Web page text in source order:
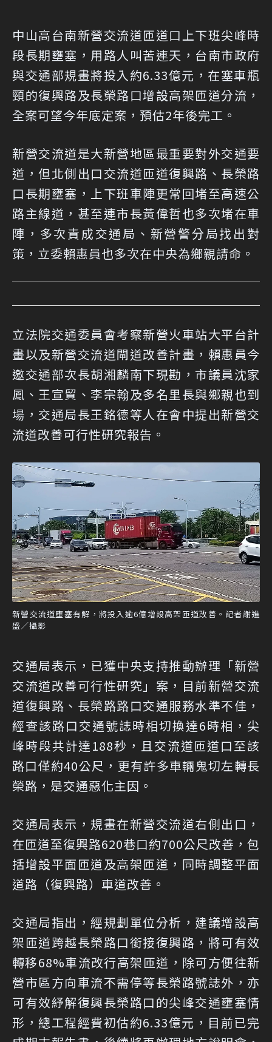
中山高台南新營交流道匝道口上下班尖峰時
段長期壅塞，用路人叫苦連天，台南市政府
與交通部規畫將投入約6.33億元，在塞車瓶
頸的復興路及長榮路口增設高架匝道分流，
全案可望今年底定案，預估2年後完工。
新營交流道是大新營地區最重要對外交通要
道，但北側出口交流道匝道復興路、長榮路
口長期壅塞，上下班車陣更常回堵至高速公
路主線道，甚至連市長黃偉哲也多次堵在車
陣，多次責成交通局、新營警分局找出對
策，立委賴惠員也多次在中央為鄉親請命。
立法院交通委員會考察新營火車站大平台計
畫以及新營交流道閘道改善計畫，賴惠員今
邀交通部次長胡湘麟南下現勘，市議員沈家
鳳、王宣貿、李宗翰及多名里長與鄉親也到
場，交通局長王銘德等人在會中提出新營交
流道改善可行性研究報告。
新營交流道壅塞有解，將投入逾6億增設高架匝道改善。記者謝進
盛／攝影
交通局表示，已獲中央支持推動辦理「新營
交流道改善可行性研究」案，目前新營交流
道復興路、長榮路路口交通服務水準不佳，
經查該路口交通號誌時相切換達6時相，尖
峰時段共計達188秒，且交流道匝道口至該
路口僅約40公尺，更有許多車輛鬼切左轉長
榮路，是交通惡化主因。
交通局表示，規畫在新營交流道右側出口，
在匝道至復興路620巷口約700公尺改善，包
括增設平面匝道及高架匝道，同時調整平面
道路（復興路）車道改善。
交通局指出，經規劃單位分析，建議增設高
架匝道跨越長榮路口銜接復興路，將可有效
轉移68%車流改行高架匝道，除可方便往新
營市區方向車流不需停等長榮路號誌外，亦
可有效紓解復興長榮路口的尖峰交通壅塞情
形，總工程經費初估約6.33億元，目前已完